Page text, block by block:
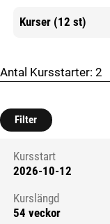
Kurser (12 st)
Mer information
Antal Kursstarter: 2
Filter
Kursstart
Kursstart
2026-10-12
Kurslängd
54 veckor